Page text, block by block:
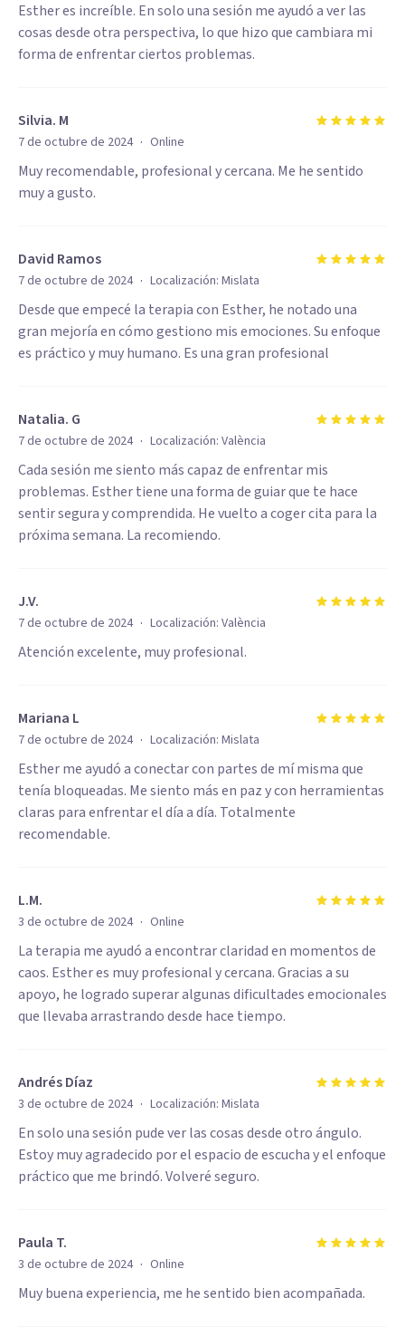
Esther es increíble. En solo una sesión me ayudó a ver las
cosas desde otra perspectiva, lo que hizo que cambiara mi
forma de enfrentar ciertos problemas.
Silvia. M
7 de octubre de 2024 · Online
Muy recomendable, profesional y cercana. Me he sentido
muy a gusto.
David Ramos
7 de octubre de 2024 · Localización: Mislata
Desde que empecé la terapia con Esther, he notado una
gran mejoría en cómo gestiono mis emociones. Su enfoque
es práctico y muy humano. Es una gran profesional
Natalia. G
7 de octubre de 2024 · Localización: València
Cada sesión me siento más capaz de enfrentar mis
problemas. Esther tiene una forma de guiar que te hace
sentir segura y comprendida. He vuelto a coger cita para la
próxima semana. La recomiendo.
J.V.
7 de octubre de 2024 · Localización: València
Atención excelente, muy profesional.
Mariana L
7 de octubre de 2024 · Localización: Mislata
Esther me ayudó a conectar con partes de mí misma que
tenía bloqueadas. Me siento más en paz y con herramientas
claras para enfrentar el día a día. Totalmente
recomendable.
L.M.
3 de octubre de 2024 · Online
La terapia me ayudó a encontrar claridad en momentos de
caos. Esther es muy profesional y cercana. Gracias a su
apoyo, he logrado superar algunas dificultades emocionales
que llevaba arrastrando desde hace tiempo.
Andrés Díaz
3 de octubre de 2024 · Localización: Mislata
En solo una sesión pude ver las cosas desde otro ángulo.
Estoy muy agradecido por el espacio de escucha y el enfoque
práctico que me brindó. Volveré seguro.
Paula T.
3 de octubre de 2024 · Online
Muy buena experiencia, me he sentido bien acompañada.